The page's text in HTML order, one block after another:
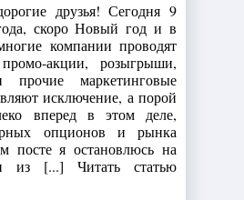
друзья! Сегодня 9
скоро Новый год и в
компании проводят
акции, розыгрыши,
прочие маркетинговые
исключение, а порой
вперед в этом деле,
опционов и рынка
посте я остановлюсь на
из [...] Читать статью